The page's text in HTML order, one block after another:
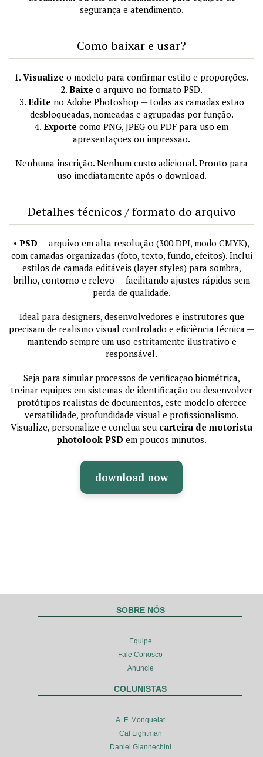
segurança e atendimento.
Como baixar e usar?
1. Visualize o modelo para confirmar estilo e proporções.
2. Baixe o arquivo no formato PSD.
3. Edite no Adobe Photoshop — todas as camadas estão
desbloqueadas, nomeadas e agrupadas por função.
4. Exporte como PNG, JPEG ou PDF para uso em
apresentações ou impressão.
Nenhuma inscrição. Nenhum custo adicional. Pronto para
uso imediatamente após o download.
Detalhes técnicos / formato do arquivo
• PSD — arquivo em alta resolução (300 DPI, modo CMYK),
com camadas organizadas (foto, texto, fundo, efeitos). Inclui
estilos de camada editáveis (layer styles) para sombra,
brilho, contorno e relevo — facilitando ajustes rápidos sem
perda de qualidade.
Ideal para designers, desenvolvedores e instrutores que
precisam de realismo visual controlado e eficiência técnica —
mantendo sempre um uso estritamente ilustrativo e
responsável.
Seja para simular processos de verificação biométrica,
treinar equipes em sistemas de identificação ou desenvolver
protótipos realistas de documentos, este modelo oferece
versatilidade, profundidade visual e profissionalismo.
Visualize, personalize e conclua seu carteira de motorista
photolook PSD em poucos minutos.
download now
SOBRE NÓS
Equipe
Fale Conosco
Anuncie
COLUNISTAS
A. F. Monquelat
Cal Lightman
Daniel Giannechini